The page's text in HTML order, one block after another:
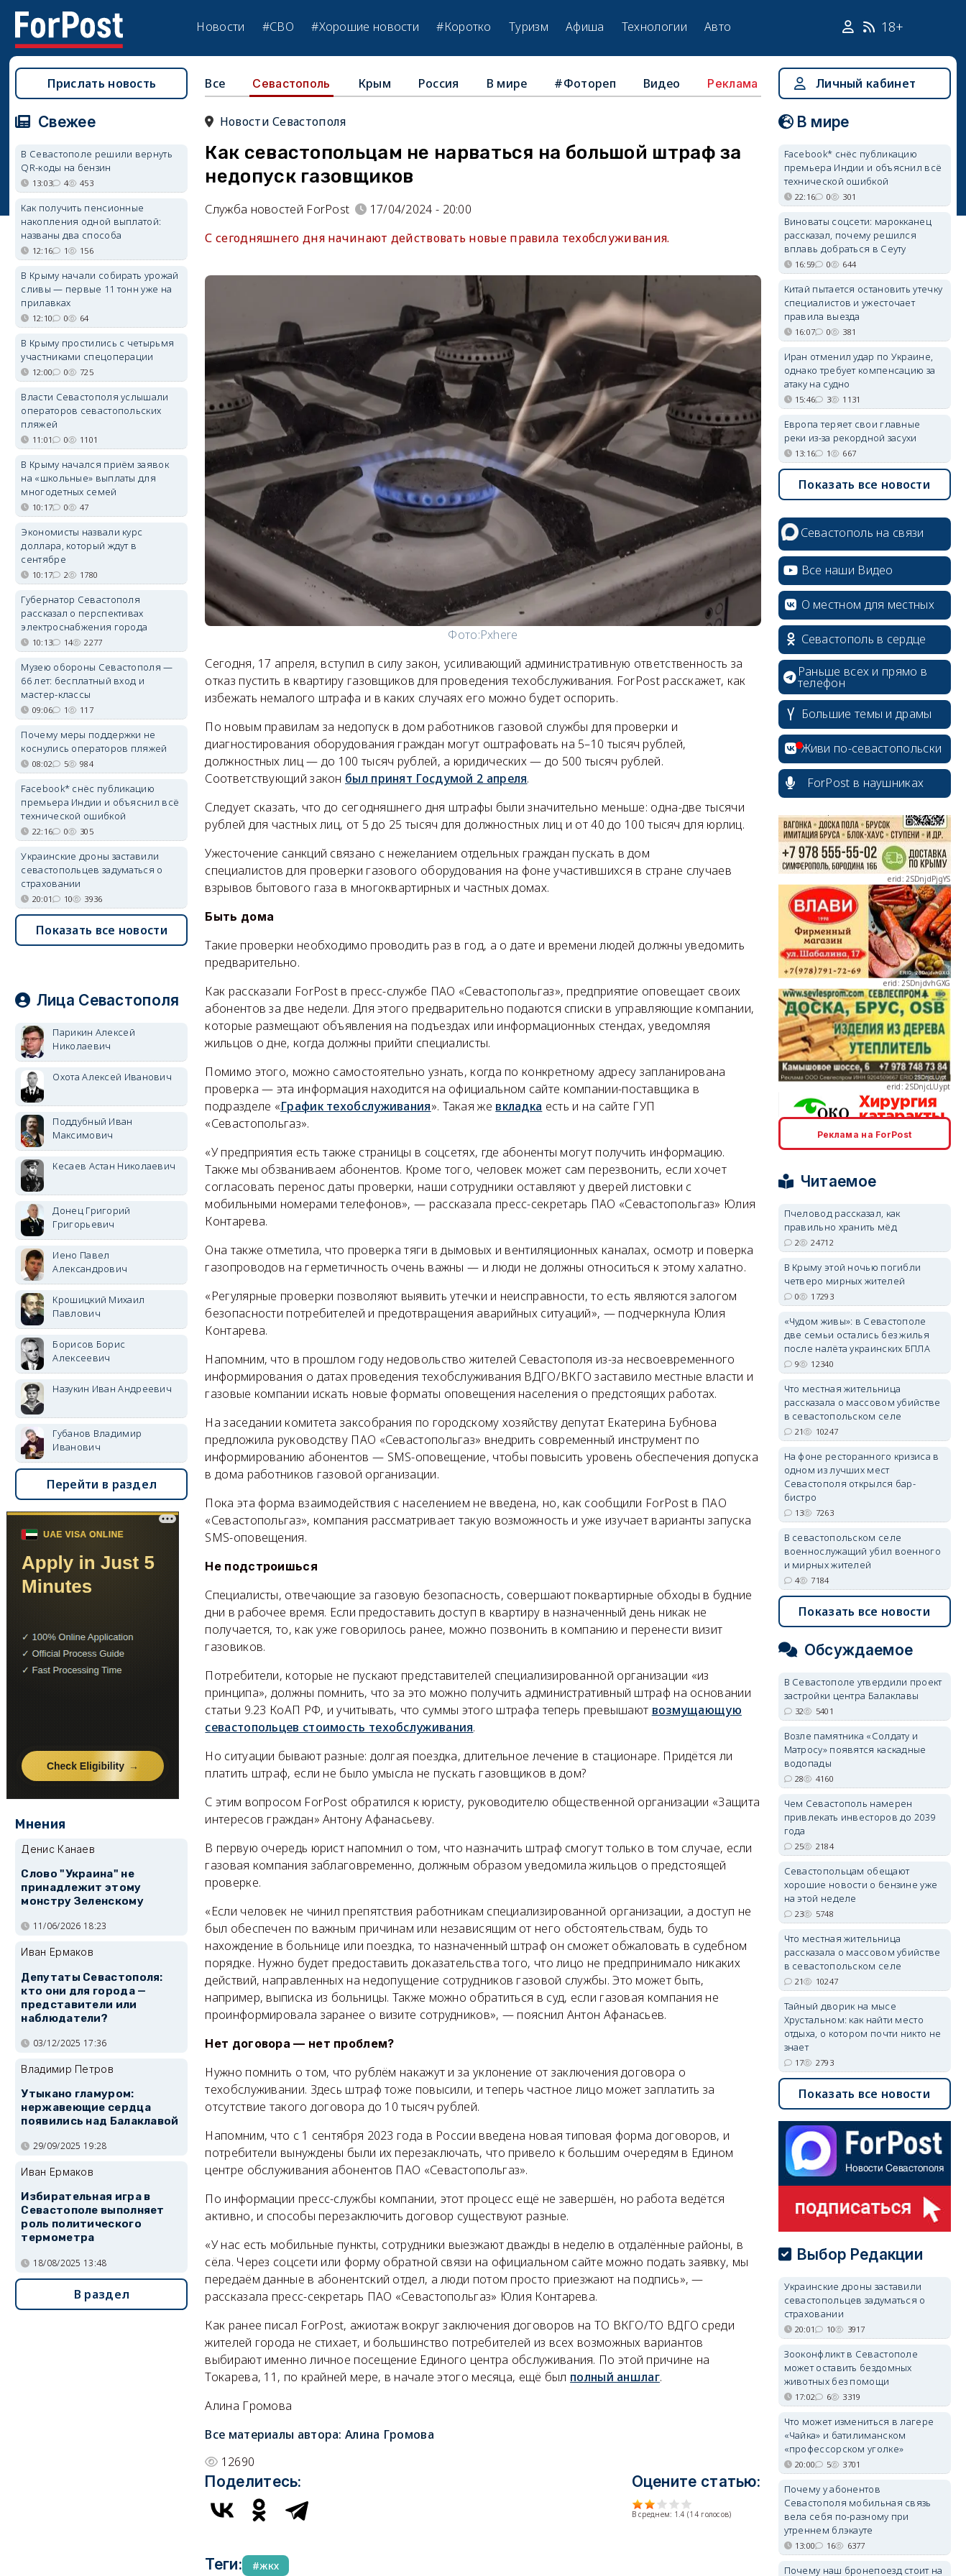
Новости #СВО #Хорошие новости #Коротко Туризм Афиша Технологии Авто 18+
Все Севастополь Крым Россия В мире #Фотореп Видео Реклама
Новости Севастополя
Как севастопольцам не нарваться на большой штраф за
недопуск газовщиков
Служба новостей ForPost
17/04/2024 - 20:00
С сегодняшнего дня начинают действовать новые правила техобслуживания.
Фото:Pxhere
Сегодня, 17 апреля, вступил в силу закон, усиливающий административную ответственность за
отказ пустить в квартиру газовщиков для проведения техобслуживания. ForPost расскажет, как
избежать немалого штрафа и в каких случаях его можно будет оспорить.
По новым правилам за недопуск в дом работников газовой службы для проверки и
диагностирования оборудования граждан могут оштрафовать на 5–10 тысяч рублей,
должностных лиц — до 100 тысяч рублей, а юридических — до 500 тысяч рублей.
Соответствующий закон был принят Госдумой 2 апреля.
Следует сказать, что до сегодняшнего дня штрафы были значительно меньше: одна-две тысячи
рублей для частных лиц, от 5 до 25 тысяч для должностных лиц и от 40 до 100 тысяч для юрлиц.
Ужесточение санкций связано с нежеланием отдельных граждан пускать в дом
специалистов для проверки газового оборудования на фоне участившихся в стране случаев
взрывов бытового газа в многоквартирных и частных домах.
Быть дома
Такие проверки необходимо проводить раз в год, а о дате и времени людей должны уведомить
предварительно.
Как рассказали ForPost в пресс-службе ПАО «Севастопольгаз», предприятие оповещает своих
абонентов за две недели. Для этого предварительно подаются списки в управляющие компании,
которые размещают объявления на подъездах или информационных стендах, уведомляя
жильцов о дне, когда должны прийти специалисты.
Помимо этого, можно самостоятельно узнать, когда по конкретному адресу запланирована
проверка — эта информация находится на официальном сайте компании-поставщика в
подразделе «График техобслуживания». Такая же вкладка есть и на сайте ГУП
«Севастопольгаз».
«У предприятия есть также страницы в соцсетях, где абоненты могут получить информацию.
Также мы обзваниваем абонентов. Кроме того, человек может сам перезвонить, если хочет
согласовать перенос даты проверки, наши сотрудники оставляют у дверей листовки с
мобильными номерами телефонов», — рассказала пресс-секретарь ПАО «Севастопольгаз» Юлия
Контарева.
Она также отметила, что проверка тяги в дымовых и вентиляционных каналах, осмотр и поверка
газопроводов на герметичность очень важны — и люди не должны относиться к этому халатно.
«Регулярные проверки позволяют выявить утечки и неисправности, то есть являются залогом
безопасности потребителей и предотвращения аварийных ситуаций», — подчеркнула Юлия
Контарева.
Напомним, что в прошлом году недовольство жителей Севастополя из-за несвоевременного
информирования о датах проведения техобслуживания ВДГО/ВКГО заставило местные власти и
газовые компании искать новые форматы оповещения населения о предстоящих работах.
На заседании комитета заксобрания по городскому хозяйству депутат Екатерина Бубнова
предложила руководству ПАО «Севастопольгаз» внедрить современный инструмент по
информированию абонентов — SMS-оповещение, чтобы повысить уровень обеспечения допуска
в дома работников газовой организации.
Пока эта форма взаимодействия с населением не введена, но, как сообщили ForPost в ПАО
«Севастопольгаз», компания рассматривает такую возможность и уже изучает варианты запуска
SMS-оповещения.
Не подстроишься
Специалисты, отвечающие за газовую безопасность, совершают поквартирные обходы в будние
дни в рабочее время. Если предоставить доступ в квартиру в назначенный день никак не
получается, то, как уже говорилось ранее, можно позвонить в компанию и перенести визит
газовиков.
Потребители, которые не пускают представителей специализированной организации «из
принципа», должны помнить, что за это можно получить административный штраф на основании
статьи 9.23 КоАП РФ, и учитывать, что суммы этого штрафа теперь превышают возмущающую
севастопольцев стоимость техобслуживания.
Но ситуации бывают разные: долгая поездка, длительное лечение в стационаре. Придётся ли
платить штраф, если не было умысла не пускать газовщиков в дом?
С этим вопросом ForPost обратился к юристу, руководителю общественной организации «Защита
интересов граждан» Антону Афанасьеву.
В первую очередь юрист напомнил о том, что назначить штраф смогут только в том случае, если
газовая компания заблаговременно, должным образом уведомила жильцов о предстоящей
проверке.
«Если человек не чинил препятствия работникам специализированной организации, а доступ не
был обеспечен по важным причинам или независящим от него обстоятельствам, будь то
нахождение в больнице или поездка, то назначенный штраф он сможет обжаловать в судебном
порядке. Нужно будет предоставить доказательства того, что лицо не предпринимало никаких
действий, направленных на недопущение сотрудников газовой службы. Это может быть,
например, выписка из больницы. Также можно обратиться в суд, если газовая компания не
проинформировала заранее о визите сотрудников», — пояснил Антон Афанасьев.
Нет договора — нет проблем?
Нужно помнить о том, что рублём накажут и за уклонение от заключения договора о
техобслуживании. Здесь штраф тоже повысили, и теперь частное лицо может заплатить за
отсутствие такого договора до 10 тысяч рублей.
Напомним, что с 1 сентября 2023 года в России введена новая типовая форма договоров, и
потребители вынуждены были их перезаключать, что привело к большим очередям в Едином
центре обслуживания абонентов ПАО «Севастопольгаз».
По информации пресс-службы компании, этот процесс ещё не завершён, но работа ведётся
активно, и способы перезаключить договор существуют разные.
«У нас есть мобильные пункты, сотрудники выезжают дважды в неделю в отдалённые районы, в
сёла. Через соцсети или форму обратной связи на официальном сайте можно подать заявку, мы
передаём данные в абонентский отдел, а люди потом просто приезжают на подпись», —
рассказала пресс-секретарь ПАО «Севастопольгаз» Юлия Контарева.
Как ранее писал ForPost, ажиотаж вокруг заключения договоров на ТО ВКГО/ТО ВДГО среди
жителей города не стихает, и большинство потребителей из всех возможных вариантов
выбирают именно личное посещение Единого центра обслуживания. По этой причине на
Токарева, 11, по крайней мере, в начале этого месяца, ещё был полный аншлаг.
Алина Громова
Все материалы автора:Алина Громова
12690
Поделитесь: Оцените статью:
В среднем: 1.4 (14голосов)
Теги: жкх
Прислать новость
Свежее
В Севастополе решили вернуть
QR-коды на бензин
13:03 4 453
Как получить пенсионные
накопления одной выплатой:
названы два способа
12:16 1 156
В Крыму начали собирать урожай
сливы — первые 11 тонн уже на
прилавках
12:10 0 64
В Крыму простились с четырьмя
участниками спецоперации
12:00 0 725
Власти Севастополя услышали
операторов севастопольских
пляжей
11:01 0 1101
В Крыму начался приём заявок
на «школьные» выплаты для
многодетных семей
10:17 0 47
Экономисты назвали курс
доллара, который ждут в
сентябре
10:17 2 1780
Губернатор Севастополя
рассказал о перспективах
электроснабжения города
10:13 14 2277
Музею обороны Севастополя —
66 лет: бесплатный вход и
мастер-классы
09:06 1 117
Почему меры поддержки не
коснулись операторов пляжей
08:02 5 984
Facebook* снёс публикацию
премьера Индии и объяснил всё
технической ошибкой
22:16 0 305
Украинские дроны заставили
севастопольцев задуматься о
страховании
20:01 10 3936
Показать все новости
Лица Севастополя
Парикин Алексей
Николаевич
Охота Алексей Иванович
Поддубный Иван
Максимович
Кесаев Астан Николаевич
Донец Григорий
Григорьевич
Иено Павел
Александрович
Крошицкий Михаил
Павлович
Борисов Борис
Алексеевич
Назукин Иван Андреевич
Губанов Владимир
Иванович
Перейти в раздел
Мнения
Денис Канаев
Слово "Украина" не
принадлежит этому
монстру Зеленскому
11/06/2026 18:23
Иван Ермаков
Депутаты Севастополя:
кто они для города —
представители или
наблюдатели?
03/12/2025 17:36
Владимир Петров
Утыкано гламуром:
нержавеющие сердца
появились над Балаклавой
29/09/2025 19:28
Иван Ермаков
Избирательная игра в
Севастополе выполняет
роль политического
термометра
18/08/2025 13:48
В раздел
Личный кабинет
В мире
Facebook* снёс публикацию
премьера Индии и объяснил всё
технической ошибкой
22:16 0 301
Виноваты соцсети: марокканец
рассказал, почему решился
вплавь добраться в Сеуту
16:59 0 644
Китай пытается остановить утечку
специалистов и ужесточает
правила выезда
16:07 0 381
Иран отменил удар по Украине,
однако требует компенсацию за
атаку на судно
15:46 3 1131
Европа теряет свои главные
реки из-за рекордной засухи
13:16 1 667
Показать все новости
Севастополь на связи
Все наши Видео
О местном для местных
Севастополь в сердце
Раньше всех и прямо в
телефон
Большие темы и драмы
Живи по-севастопольски
ForPost в наушниках
erid: 2SDnjcrDNw6
erid: 2SDnjdPjgYS
erid: 2SDnjdvhGXG
erid: 2SDnjcLUypt
erid: 2SDnjcrDNw6
erid: 2SDnjdvhGXG
Реклама на ForPost
Читаемое
Пчеловод рассказал, как
правильно хранить мёд
2 24712
В Крыму этой ночью погибли
четверо мирных жителей
0 17293
«Чудом живы»: в Севастополе
две семьи остались без жилья
после налёта украинских БПЛА
9 12340
Что местная жительница
рассказала о массовом убийстве
в севастопольском селе
21 10247
На фоне ресторанного кризиса в
одном из лучших мест
Севастополя открылся бар-
бистро
13 7263
В севастопольском селе
военнослужащий убил военного
и мирных жителей
4 7184
Показать все новости
Обсуждаемое
В Севастополе утвердили проект
застройки центра Балаклавы
32 5401
Возле памятника «Солдату и
Матросу» появятся каскадные
водопады
28 4160
Чем Севастополь намерен
привлекать инвесторов до 2039
года
25 2184
Севастопольцам обещают
хорошие новости о бензине уже
на этой неделе
23 5748
Что местная жительница
рассказала о массовом убийстве
в севастопольском селе
21 10247
Тайный дворик на мысе
Хрустальном: как найти место
отдыха, о котором почти никто не
знает
17 2793
Показать все новости
Выбор Редакции
Украинские дроны заставили
севастопольцев задуматься о
страховании
20:01 10 3917
Зооконфликт в Севастополе
может оставить бездомных
животных без помощи
17:02 6 3319
Что может измениться в лагере
«Чайка» и батилиманском
«профессорском уголке»
20:00 5 3701
Почему у абонентов
Севастополя мобильная связь
вела себя по-разному при
утреннем блэкауте
13:00 16 6377
Почему наш бронепоезд стоит на